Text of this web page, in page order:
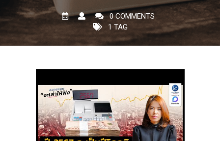
0 COMMENTS
1 TAG